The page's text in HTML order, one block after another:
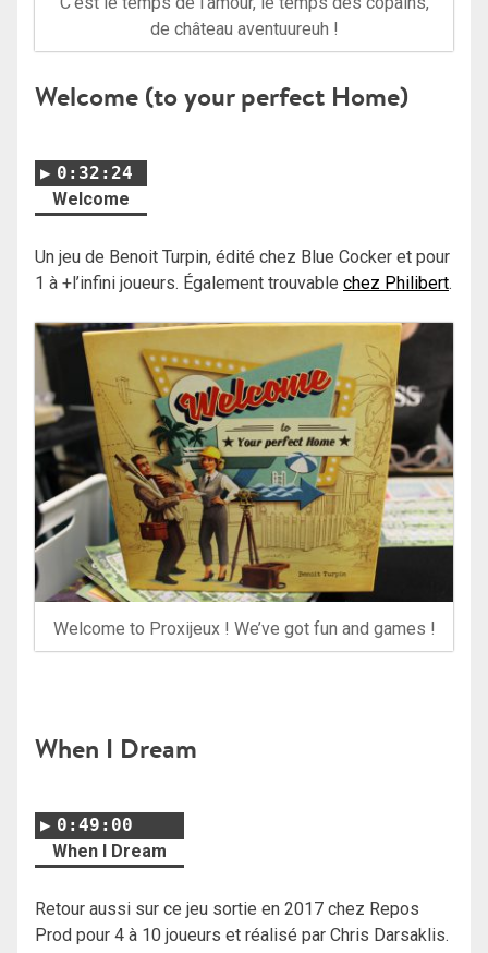
de château aventuureuh !
Welcome (to your perfect Home)
0:32:24
Welcome
Un jeu de Benoit Turpin, édité chez Blue Cocker et pour
1 à +l’infini joueurs. Également trouvable chez Philibert.
Welcome to Proxijeux ! We’ve got fun and games !
When I Dream
0:49:00
When I Dream
Retour aussi sur ce jeu sortie en 2017 chez Repos
Prod pour 4 à 10 joueurs et réalisé par Chris Darsaklis.